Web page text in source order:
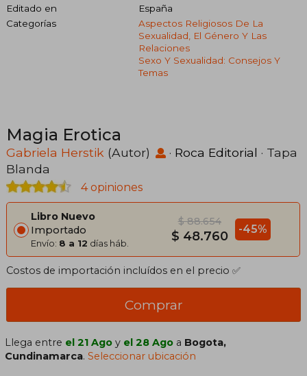
Editado en
España
Categorías
Aspectos Religiosos De La
Sexualidad, El Género Y Las
Relaciones
Sexo Y Sexualidad: Consejos Y
Temas
Magia Erotica
Gabriela Herstik (Autor) · Roca Editorial · Tapa
Blanda
4 opiniones
Libro Nuevo
Importado
Envío: 8 a 12 días háb.
$ 88.654
$ 48.760 -45%
Costos de importación incluídos en el precio ✅
Comprar
Llega entre el 21 Ago y el 28 Ago a Bogota,
Cundinamarca.Seleccionar ubicación